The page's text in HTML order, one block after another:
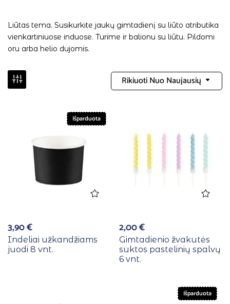
Liūtas tema. Susikurkite jaukų gimtadienį su liūto atributika
vienkartiniuose induose. Turime ir balionu su liūtu. Pildomi
oru arba helio dujomis.
Rikiuoti Nuo Naujausių
Išparduota
3,90€
Indeliai užkandžiams
juodi 8 vnt.
2,00€
Gimtadienio žvakutės
suktos pastelinių spalvų
6 vnt.
Išparduota